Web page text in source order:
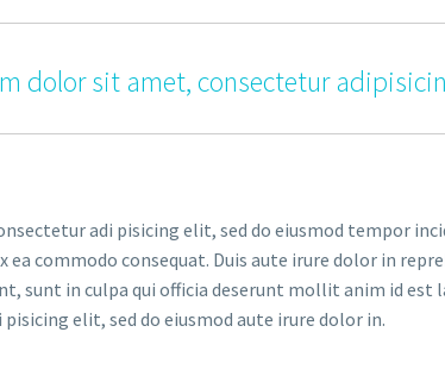
dolor sit amet, consectetur
adi pisicing elit, sed do eiusmod tempor
ea commodo consequat. Duis aute irure dolor in
sunt in culpa qui officia deserunt mollit anim id
elit, sed do eiusmod aute irure dolor in.